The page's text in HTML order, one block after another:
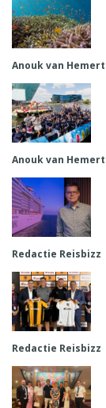
Anouk van Hemert
Anouk van Hemert
Redactie Reisbizz
Redactie Reisbizz